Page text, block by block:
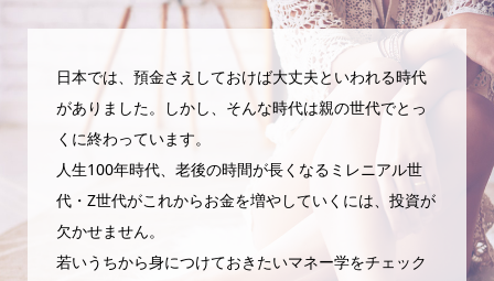
日本では、預金さえしておけば大丈夫といわれる時代
がありました。しかし、そんな時代は親の世代でとっ
くに終わっています。
人生100年時代、老後の時間が長くなるミレニアル世
代・Z世代がこれからお金を増やしていくには、投資が
欠かせません。
若いうちから身につけておきたいマネー学をチェック